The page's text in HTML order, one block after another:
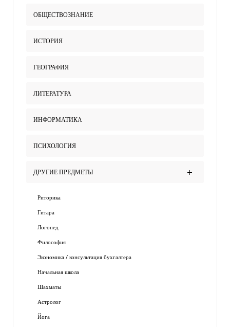
ОБЩЕСТВОЗНАНИЕ
ИСТОРИЯ
ГЕОГРАФИЯ
ЛИТЕРАТУРА
ИНФОРМАТИКА
ПСИХОЛОГИЯ
ДРУГИЕ ПРЕДМЕТЫ
Риторика
Гитара
Логопед
Философия
Экономика / консультация бухгалтера
Начальная школа
Шахматы
Астролог
Йога